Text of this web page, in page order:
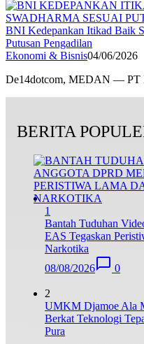
BNI Kedepankan Itikad Baik
Putusan Pengadilan
Ekonomi & Bisnis04/06/2026
De14dotcom, MEDAN — PT
BERITA
1
Bantah Tuduhan
EAS Tegaskan
Narkotika
08/08/2026
0
2
UMKM Djamoe Ala
Berkat Teknologi
Pura